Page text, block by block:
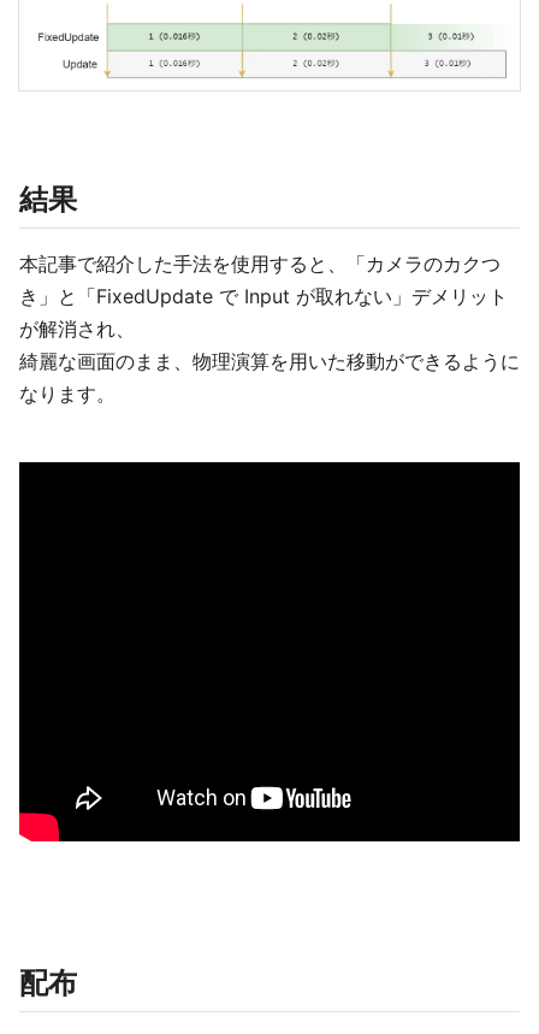
結果
本記事で紹介した手法を使用すると、「カメラのカクつ
き」と「FixedUpdate で Input が取れない」デメリット
が解消され、
綺麗な画面のまま、物理演算を用いた移動ができるように
なります。
配布